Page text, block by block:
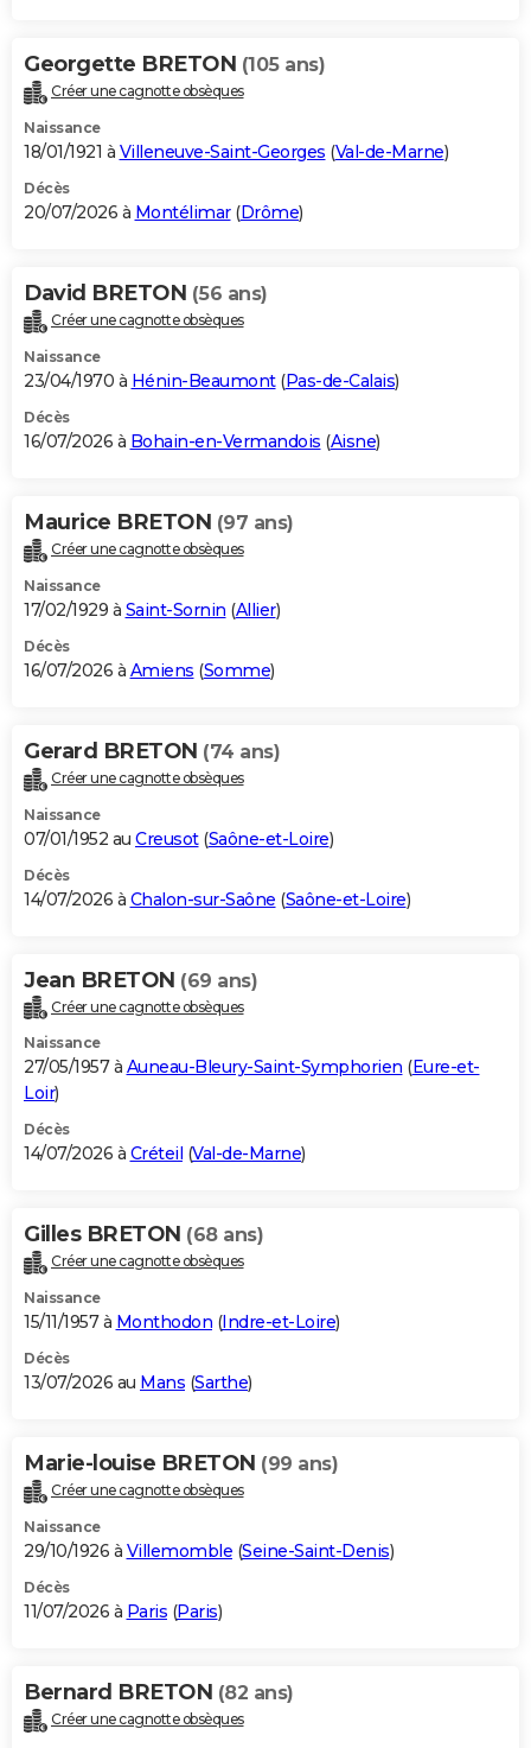
Georgette BRETON (105 ans)
Créer une cagnotte obsèques
Naissance
18/01/1921 à Villeneuve-Saint-Georges (Val-de-Marne)
Décès
20/07/2026 à Montélimar(Drôme)
David BRETON (56 ans)
Créer une cagnotte obsèques
Naissance
23/04/1970 à Hénin-Beaumont(Pas-de-Calais)
Décès
16/07/2026 à Bohain-en-Vermandois (Aisne)
Maurice BRETON (97 ans)
Créer une cagnotte obsèques
Naissance
17/02/1929 à Saint-Sornin (Allier)
Décès
16/07/2026 à Amiens (Somme)
Gerard BRETON (74 ans)
Créer une cagnotte obsèques
Naissance
07/01/1952 au Creusot(Saône-et-Loire)
Décès
14/07/2026 à Chalon-sur-Saône (Saône-et-Loire)
Jean BRETON (69 ans)
Créer une cagnotte obsèques
Naissance
27/05/1957 à Auneau-Bleury-Saint-Symphorien (Eure-et-
Loir)
Décès
14/07/2026 à Créteil (Val-de-Marne)
Gilles BRETON (68 ans)
Créer une cagnotte obsèques
Naissance
15/11/1957 à Monthodon (Indre-et-Loire)
Décès
13/07/2026 au Mans (Sarthe)
Marie-louise BRETON (99 ans)
Créer une cagnotte obsèques
Naissance
29/10/1926 à Villemomble (Seine-Saint-Denis)
Décès
11/07/2026 à Paris (Paris)
Bernard BRETON (82 ans)
Créer une cagnotte obsèques